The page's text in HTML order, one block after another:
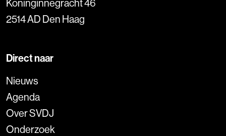
Koninginnegracht 46
2514 AD Den Haag
Direct naar
Nieuws
Agenda
Over SVDJ
Onderzoek